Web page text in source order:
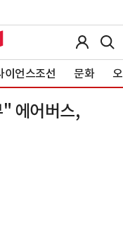
이언스조선 문화
에어버스,